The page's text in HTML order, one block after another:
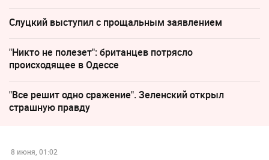
Слуцкий выступил с прощальным заявлением
"Никто не полезет": британцев потрясло
происходящее в Одессе
"Все решит одно сражение". Зеленский открыл
страшную правду
8 июня, 01:02